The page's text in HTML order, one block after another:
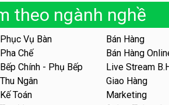
Tuyển nhân viên
phục vụ bàn
Nhà hàng Phủi
Tuyển nhân viên
tối – quán kem
Quán kem dừa
theo ngành nghề
Phục Vụ Bàn
Bán Hàng
Pha Chế
Bán Hàng
Bếp Chính - Phụ Bếp
Live Stream
Thu Ngân
Giao Hàng
Kế Toán
Marketing